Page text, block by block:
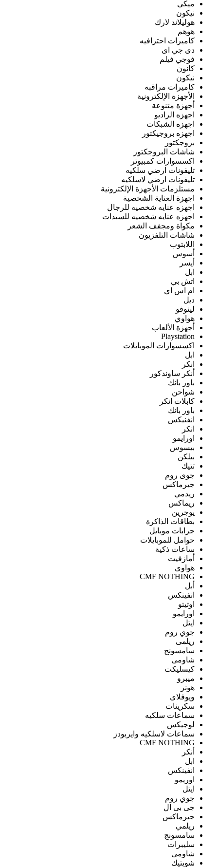
ميكي
نيكون
هوليلاند لارك
هوهم
كاميرات احترافيه
دى جي اى
فوجي فيلم
كانون
نيكون
كاميرات مراقبه
الأجهزة الإلكترونية
أجهزة متنوعة
اجهزه الراديو
اجهزه الشبكات
اجهزه بروجيكتور
بروجكتور
شاشات البروجكتور
اكسسوارات كمبيوتر
تليفونات ارضي سلكيه
تليفونات ارضي لاسلكيه
مستلزمات الأجهزة الإلكترونية
اجهزة العناية الشخصية
اجهزه عنايه شخصيه للرجال
اجهزه عنايه شخصيه للسيدات
مكواة ومجفف الشعر
شاشات التلفزيون
اللابتوب
أسوس
أيسر
ابل
اتش بي
ام اس اي
ديل
لينوفو
هواوي
أجهزة الألعاب
Playstation
اكسسوارات الموبايلات
ابل
انكر
أنكر ساوندكور
باور بانك
شواحن
كابلات انكر
باور بانك
انفنيكس
انكر
اورايمو
بيسوس
بيلكن
تتيك
جوى روم
جيرماكس
ريدمي
ريماكس
يوجرين
بطاقات الذاكرة
جرابات موبايل
حوامل للموبايلات
ساعات ذكية
أمازفيت
هواوى
CMF NOTHING
أبل
انفينكس
اوتيتو
اورايمو
ايتل
جوي روم
ريلمى
سامسونج
شاومى
كيسليكت
ميبرو
هونر
ويوفلاى
سكرينات
سماعات سلكيه
لوجيكس
سماعات لاسلكيه وايربودز
CMF NOTHING
أنكر
ابل
انفينكس
اوريمو
ايتل
جوي روم
جى بى ال
جيرماكس
ريلمي
سامسونج
سليبرات
شاومى
شويتيك